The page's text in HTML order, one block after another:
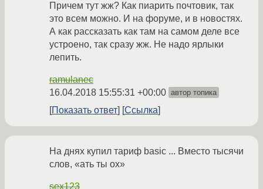
Причем тут жж? Как пиарить почтовик, так
это всем можно. И на форуме, и в новостях.
А как рассказать как там на самом деле все
устроено, так сразу жж. Не надо ярлыки
лепить.
ramulanec
16.04.2018 15:55:31 +00:00 автор топика
Показать ответ Ссылка
На днях купил тариф basic ... Вместо тысячи
слов, «ать ты ох»
sex123